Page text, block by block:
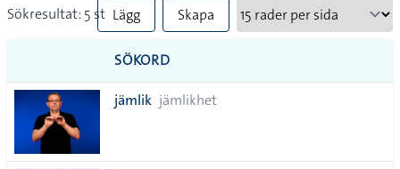
Sökresultat: 5 st Lägg
till
alla i
Skapa
SÖKORD
jämlik jämlikhet